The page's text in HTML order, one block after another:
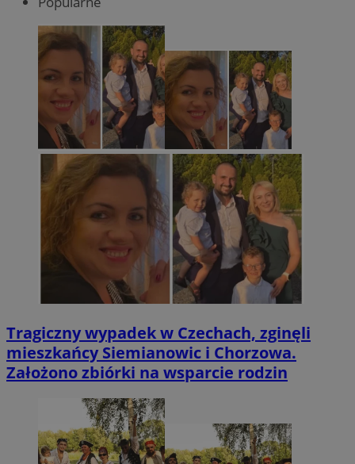
Tragiczny wypadek w Czechach, zginęli
mieszkańcy Siemianowic i Chorzowa.
Założono zbiórki na wsparcie rodzin